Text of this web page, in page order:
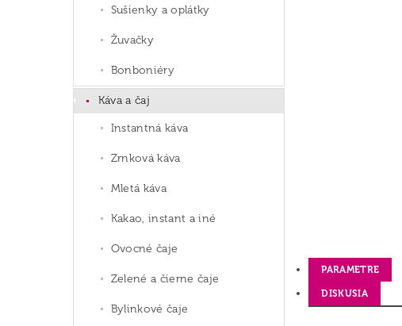
Sušienky a oplátky
Žuvačky
Bonboniéry
Káva a čaj
Instantná káva
Zrnková káva
Mletá káva
Kakao, instant a iné
Ovocné čaje
Zelené a čierne čaje
Bylinkové čaje
PARAMETRE
DISKUSIA